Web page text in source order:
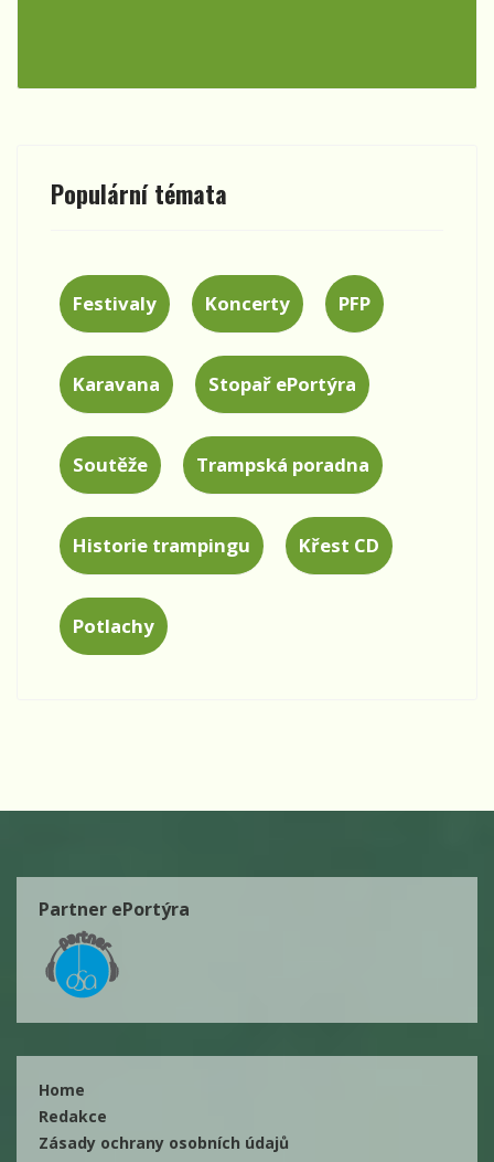
Populární témata
Festivaly Koncerty PFP
Karavana Stopař ePortýra
Soutěže Trampská poradna
Historie trampingu Křest CD
Potlachy
Partner ePortýra
Home
Redakce
Zásady ochrany osobních údajů